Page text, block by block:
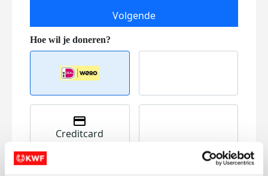
Volgende
Creditcard
Referentie